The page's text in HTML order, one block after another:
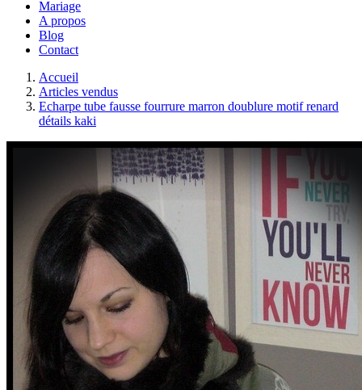
Mariage
A propos
Blog
Contact
Accueil
Articles vendus
Echarpe tube fausse fourrure marron doublure motif renard
détails kaki